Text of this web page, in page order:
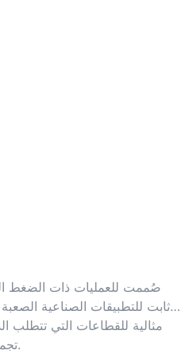
صُممت للعمليات ذات الضغط
ثابت للتطبيقات الصناعية
مثالية للقطاعات التي
تجميع السيارات ومعدات البناء.